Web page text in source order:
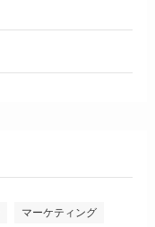
マーケティング